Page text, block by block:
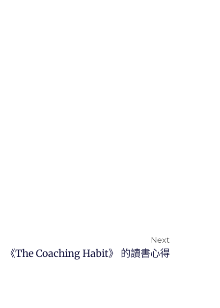
Next
《the Coaching Habit》 的讀書心得